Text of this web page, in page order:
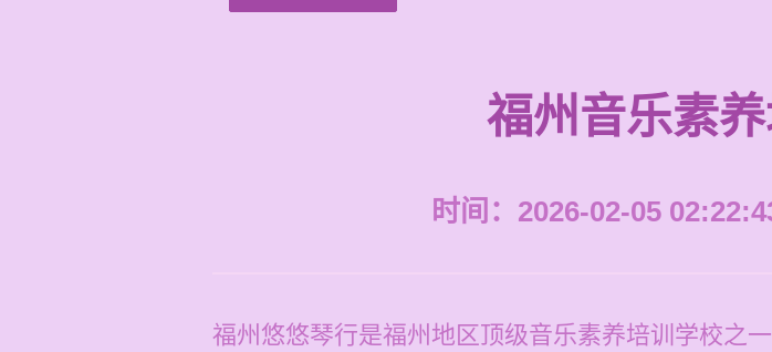
福州音乐素
时间：2026-02-05
福州悠悠琴行是福州地区顶级音乐素养培训学校之